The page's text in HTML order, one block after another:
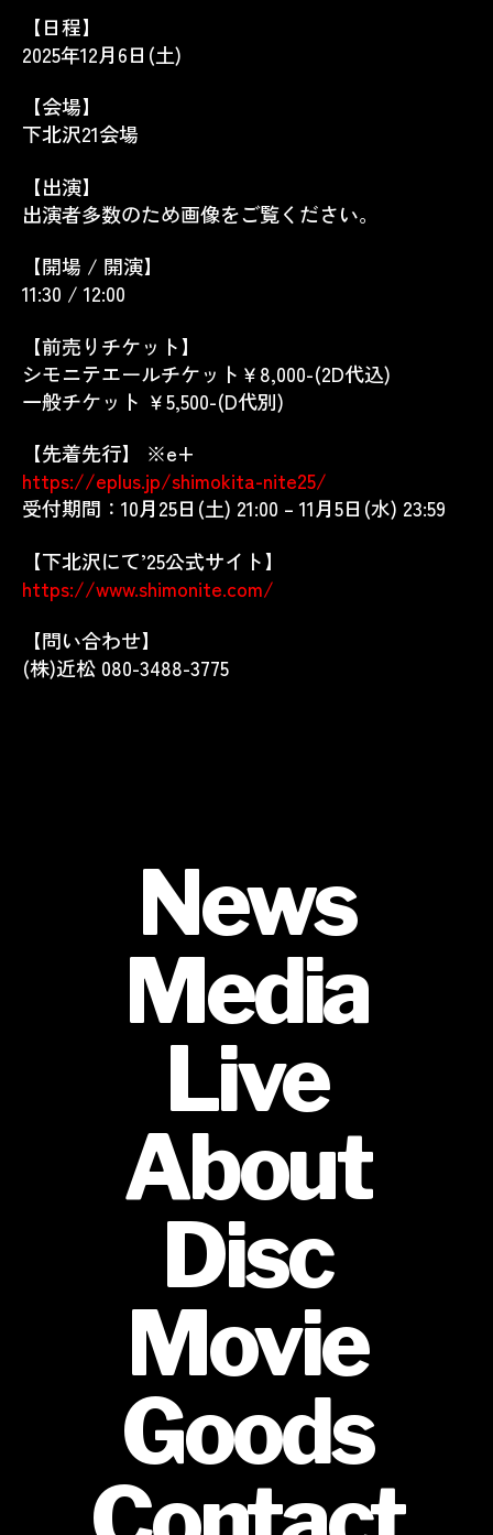
【日程】
2025年12月6日(土)
【会場】
下北沢21会場
【出演】
出演者多数のため画像をご覧ください。
【開場 / 開演】
11:30 / 12:00
【前売りチケット】
シモニテエールチケット￥8,000-(2D代込)
一般チケット ￥5,500-(D代別)
【先着先行】 ※e+
https://eplus.jp/shimokita-nite25/
受付期間：10月25日(土) 21:00 – 11月5日(水) 23:59
【下北沢にて’25公式サイト】
https://www.shimonite.com/
【問い合わせ】
(株)近松 080-3488-3775
News
Media
Live
About
Disc
Movie
Goods